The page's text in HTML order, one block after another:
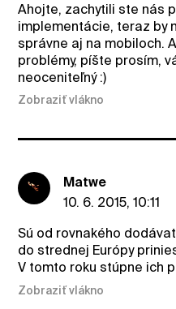
Ahojte, zachytili ste nás
implementácie, teraz by
správne aj na mobiloch.
problémy, píšte prosím,
neoceniteľný :)
Zobraziť vlákno
Matwe
10. 6. 2015, 10:11
Sú od rovnakého
do strednej Európy
V tomto roku stúpne ich
Zobraziť vlákno